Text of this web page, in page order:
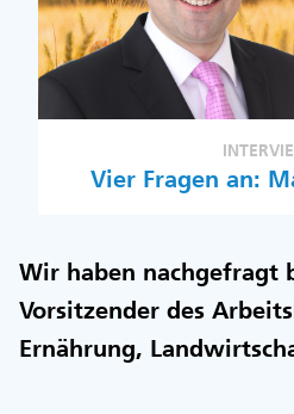
Vier Fragen an:
Wir haben nachgefragt
Vorsitzender des
Ernährung,